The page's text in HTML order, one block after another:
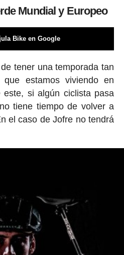
Mundial y Europeo
Bike en Google
tener una temporada tan
estamos viviendo en
este, si algún ciclista pasa
tiene tiempo de volver a
el caso de Jofre no tendrá